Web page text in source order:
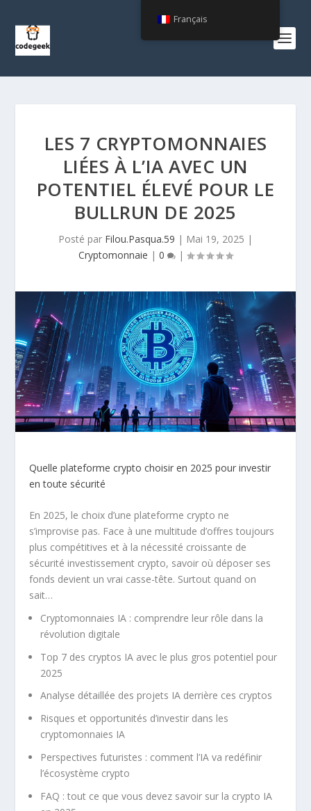
LES 7 CRYPTOMONNAIES
LIÉES À L’IA AVEC UN
POTENTIEL ÉLEVÉ POUR LE
BULLRUN DE 2025
Posté par Filou.Pasqua.59 | Mai 19, 2025 |
Cryptomonnaie | 0 |
Quelle plateforme crypto choisir en 2025 pour investir
en toute sécurité
En 2025, le choix d’une plateforme crypto ne
s’improvise pas. Face à une multitude d’offres toujours
plus compétitives et à la nécessité croissante de
sécurité investissement crypto, savoir où déposer ses
fonds devient un vrai casse-tête. Surtout quand on
sait…
Cryptomonnaies IA : comprendre leur rôle dans la
révolution digitale
Top 7 des cryptos IA avec le plus gros potentiel pour
2025
Analyse détaillée des projets IA derrière ces cryptos
Risques et opportunités d’investir dans les
cryptomonnaies IA
Perspectives futuristes : comment l’IA va redéfinir
l’écosystème crypto
FAQ : tout ce que vous devez savoir sur la crypto IA
Français